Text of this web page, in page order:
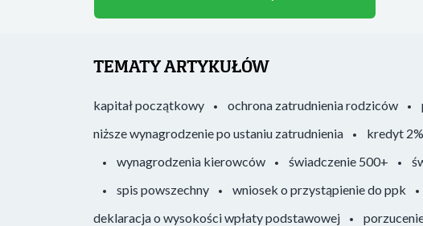
TEMATY ARTYKUŁÓW
kapitał początkowy ochrona zatrudnienia rodziców
niższe wynagrodzenie po ustaniu zatrudnienia
kredyt 2%
wynagrodzenia kierowców
świadczenie 500+
spis powszechny
wniosek o przystąpienie do ppk
deklaracja o wysokości wpłaty podstawowej